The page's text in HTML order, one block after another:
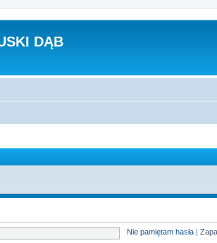
DĄB
Nie pamiętam hasła